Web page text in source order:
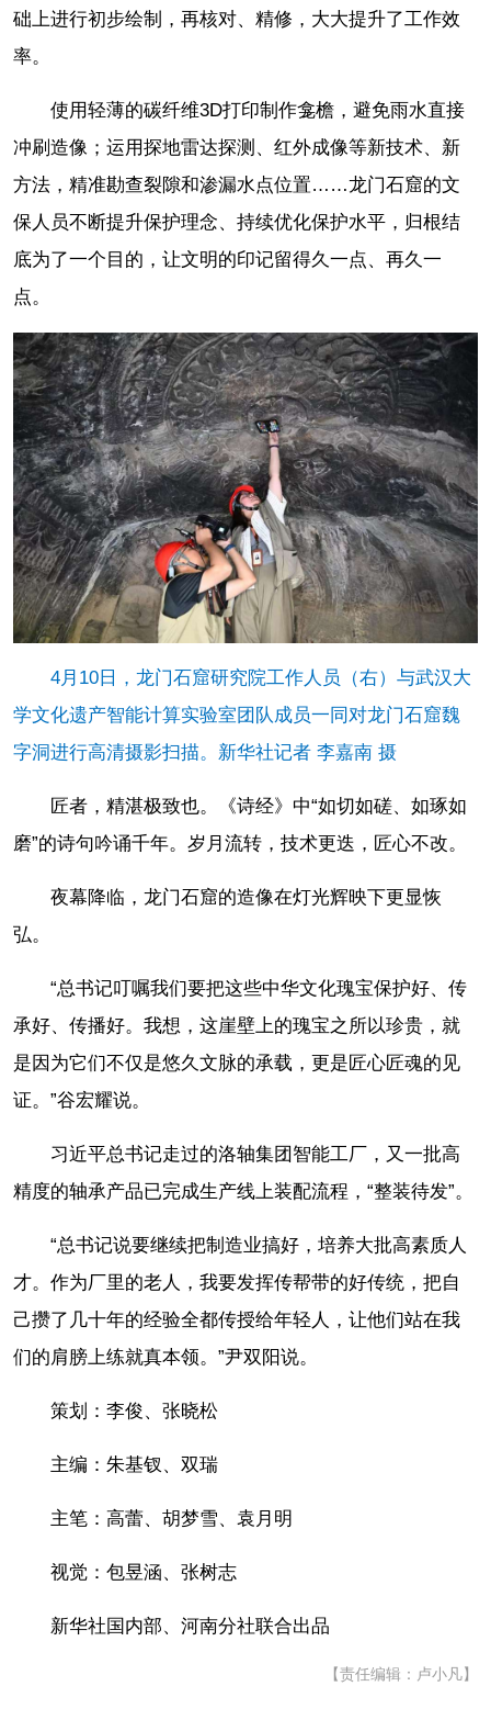
础上进行初步绘制，再核对、精修，大大提升了工作效
率。
使用轻薄的碳纤维3D打印制作龛檐，避免雨水直接
冲刷造像；运用探地雷达探测、红外成像等新技术、新
方法，精准勘查裂隙和渗漏水点位置……龙门石窟的文
保人员不断提升保护理念、持续优化保护水平，归根结
底为了一个目的，让文明的印记留得久一点、再久一
点。
4月10日，龙门石窟研究院工作人员（右）与武汉大
学文化遗产智能计算实验室团队成员一同对龙门石窟魏
字洞进行高清摄影扫描。新华社记者 李嘉南 摄
匠者，精湛极致也。《诗经》中“如切如磋、如琢如
磨”的诗句吟诵千年。岁月流转，技术更迭，匠心不改。
夜幕降临，龙门石窟的造像在灯光辉映下更显恢
弘。
“总书记叮嘱我们要把这些中华文化瑰宝保护好、传
承好、传播好。我想，这崖壁上的瑰宝之所以珍贵，就
是因为它们不仅是悠久文脉的承载，更是匠心匠魂的见
证。”谷宏耀说。
习近平总书记走过的洛轴集团智能工厂，又一批高
精度的轴承产品已完成生产线上装配流程，“整装待发”。
“总书记说要继续把制造业搞好，培养大批高素质人
才。作为厂里的老人，我要发挥传帮带的好传统，把自
己攒了几十年的经验全都传授给年轻人，让他们站在我
们的肩膀上练就真本领。”尹双阳说。
策划：李俊、张晓松
主编：朱基钗、双瑞
主笔：高蕾、胡梦雪、袁月明
视觉：包昱涵、张树志
新华社国内部、河南分社联合出品
【责任编辑：卢小凡】